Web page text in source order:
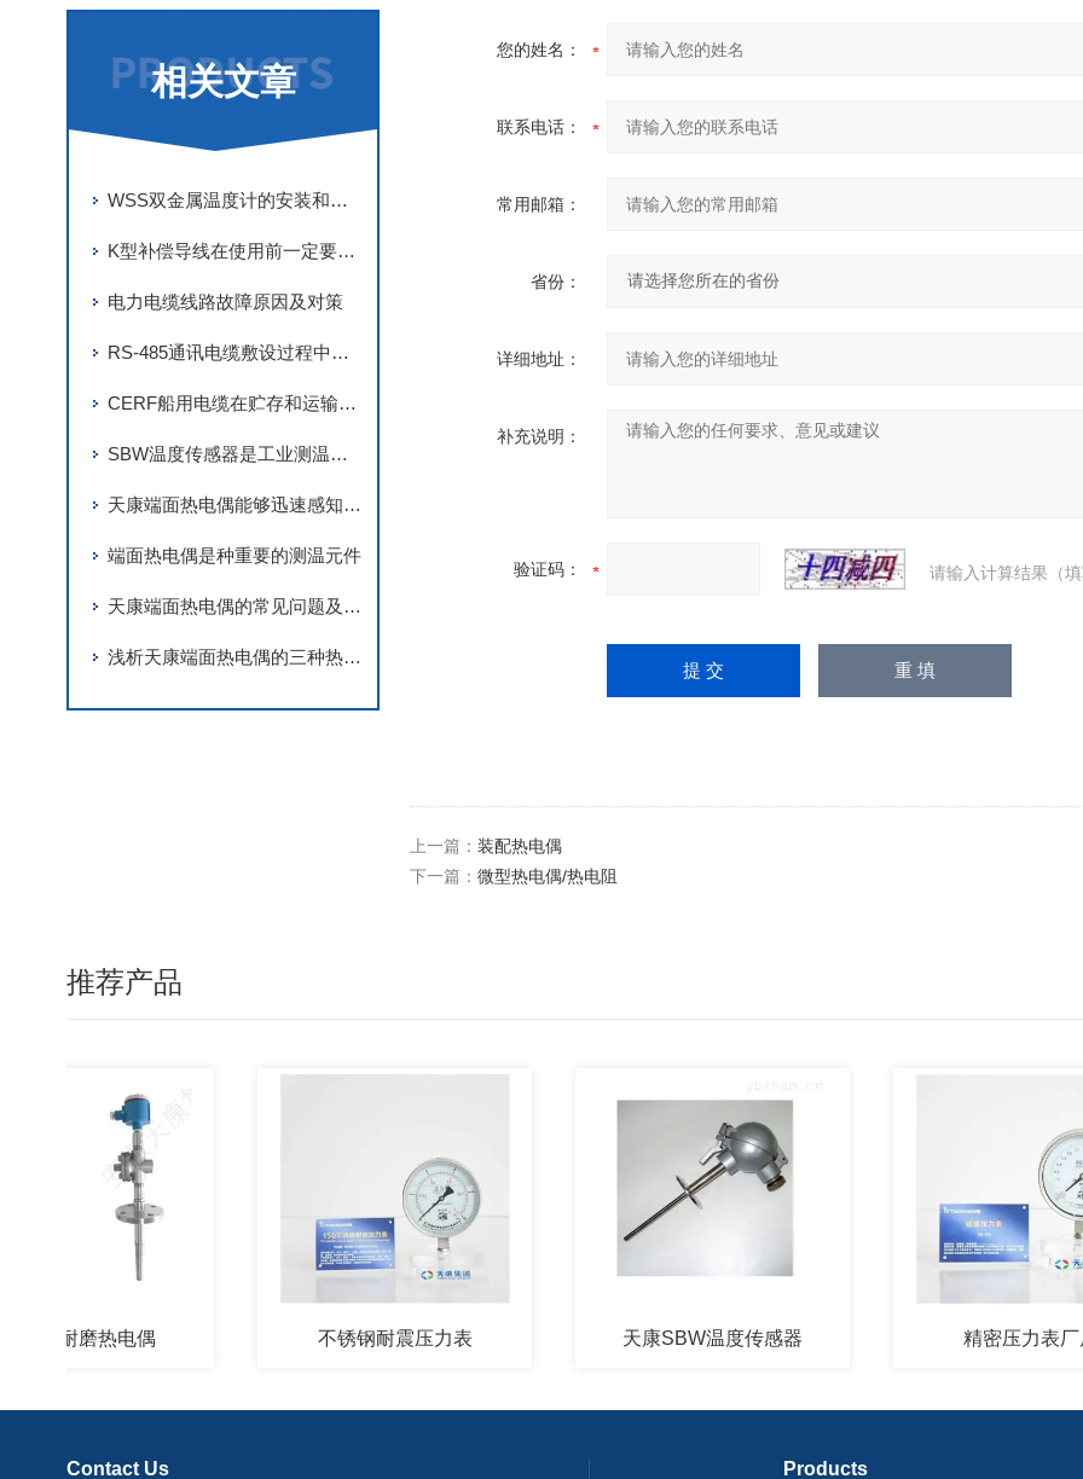
相关文章
WSS双金属温度计的安装和使用注意事项
K型补偿导线在使用前一定要先来了解下这些
电力电缆线路故障原因及对策
RS-485通讯电缆敷设过程中的相关知识点
CERF船用电缆在贮存和运输时不能忽视的点
SBW温度传感器是工业测温中的稳定伙伴
天康端面热电偶能够迅速感知温度变化
端面热电偶是种重要的测温元件
天康端面热电偶的常见问题及相应的解决方法
浅析天康端面热电偶的三种热电效应
您的姓名：
联系电话：
常用邮箱：
省份：
详细地址：
补充说明：
验证码： 请输入计算结果（
上一篇： 装配热电偶
下一篇： 微型热电偶/热电阻
推荐产品
磨热电偶 不锈钢耐震压力表 天康SBW温度传感器 精密压力表厂房
Contact Us Products